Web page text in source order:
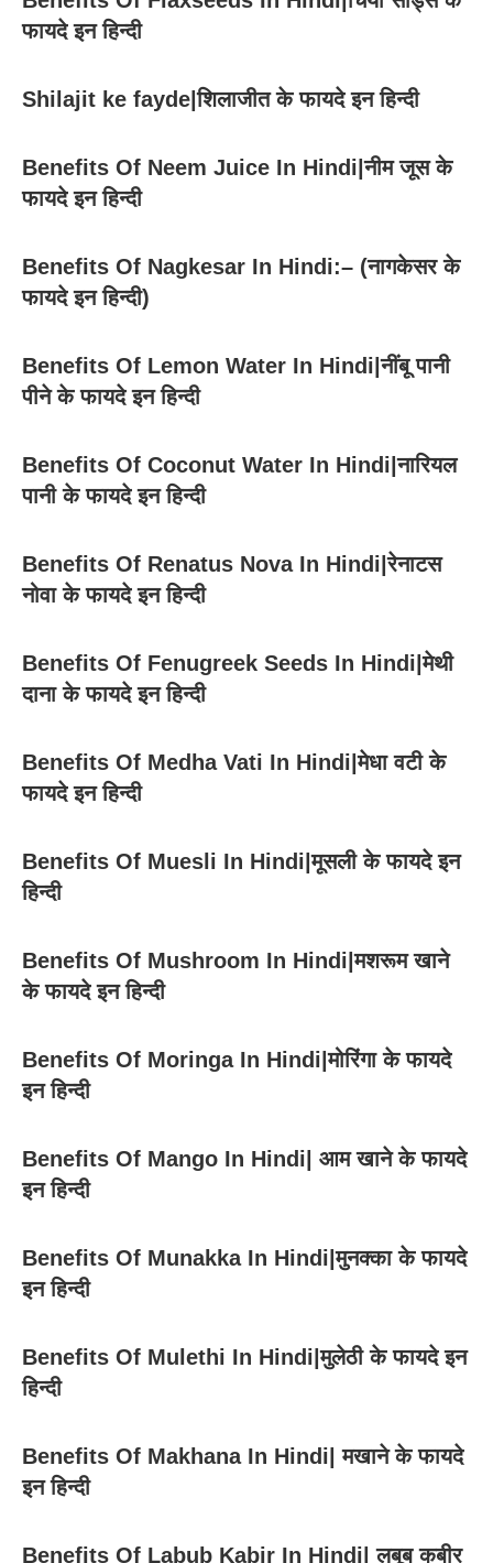
फायदे इन हिन्दी
Shilajit ke fayde|शिलाजीत के फायदे इन हिन्दी
Benefits Of Neem Juice In Hindi|नीम जूस के
फायदे इन हिन्दी
Benefits Of Nagkesar In Hindi:– (नागकेसर के
फायदे इन हिन्दी)
Benefits Of Lemon Water In Hindi|नींबू पानी
पीने के फायदे इन हिन्दी
Benefits Of Coconut Water In Hindi|नारियल
पानी के फायदे इन हिन्दी
Benefits Of Renatus Nova In Hindi|रेनाटस
नोवा के फायदे इन हिन्दी
Benefits Of Fenugreek Seeds In Hindi|मेथी
दाना के फायदे इन हिन्दी
Benefits Of Medha Vati In Hindi|मेधा वटी के
फायदे इन हिन्दी
Benefits Of Muesli In Hindi|मूसली के फायदे इन
हिन्दी
Benefits Of Mushroom In Hindi|मशरूम खाने
के फायदे इन हिन्दी
Benefits Of Moringa In Hindi|मोरिंगा के फायदे
इन हिन्दी
Benefits Of Mango In Hindi| आम खाने के फायदे
इन हिन्दी
Benefits Of Munakka In Hindi|मुनक्का के फायदे
इन हिन्दी
Benefits Of Mulethi In Hindi|मुलेठी के फायदे इन
हिन्दी
Benefits Of Makhana In Hindi| मखाने के फायदे
इन हिन्दी
Benefits Of Labub Kabir In Hindi| लबूब कबीर